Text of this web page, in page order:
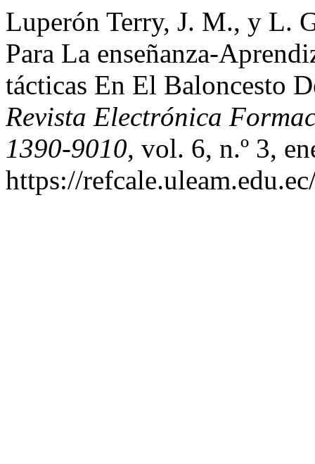
Luperón Terry, J. M., y L.
Para La enseñanza-
tácticas En El Baloncesto
Revista Electrónica
1390-9010, vol. 6, n.º 3,
https://